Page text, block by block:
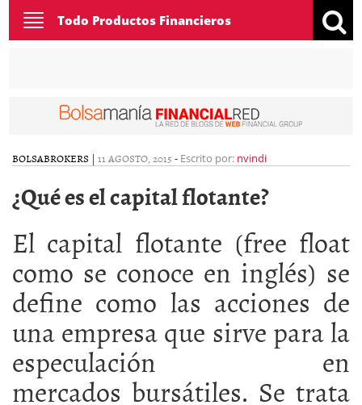
Toggle
navigation
Todo Productos Financieros
BOLSABROKERS | 11 AGOSTO, 2015 - Escrito por: nvindi
¿Qué es el capital flotante?
El capital flotante (free float
como se conoce en inglés) se
define como las acciones de
una empresa que sirve para la
especulación en
mercados bursátiles. Se trata